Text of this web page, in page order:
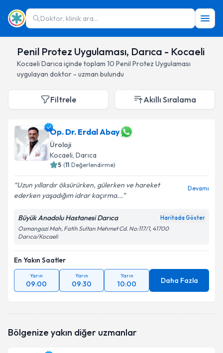
Doktor, klinik ara...
Penil Protez Uygulaması, Darıca - Kocaeli
Kocaeli Darıca içinde toplam 10 Penil Protez Uygulaması
uygulayan doktor - uzman bulundu
Filtrele Akıllı Sıralama
Op. Dr. Erdal Abay
Üroloji
Kocaeli, Darıca
5 (11 Değerlendirme)
Uzun yıllardır öksürürken, gülerken ve hareket
ederken yaşadığım idrar kaçırma...
Devamı
Büyük Anadolu Hastanesi Darıca Haritada Göster
Osmangazi Mah, Fatih Sultan Mehmet Cd. No:117/1, 41700
Darıca/Kocaeli
En Yakın Saatler
Yarın
09:00
Yarın
09:30
Yarın
10:00 Daha Fazla
Bölgenize yakın diğer uzmanlar